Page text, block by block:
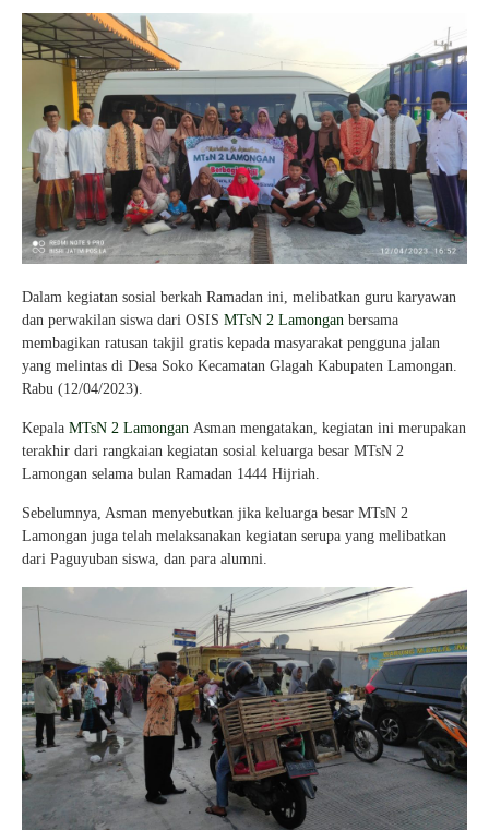
Dalam kegiatan sosial berkah Ramadan ini, melibatkan guru karyawan
dan perwakilan siswa dari OSIS MTsN 2 Lamongan bersama
membagikan ratusan takjil gratis kepada masyarakat pengguna jalan
yang melintas di Desa Soko Kecamatan Glagah Kabupaten Lamongan.
Rabu (12/04/2023).
Kepala MTsN 2 Lamongan Asman mengatakan, kegiatan ini merupakan
terakhir dari rangkaian kegiatan sosial keluarga besar MTsN 2
Lamongan selama bulan Ramadan 1444 Hijriah.
Sebelumnya, Asman menyebutkan jika keluarga besar MTsN 2
Lamongan juga telah melaksanakan kegiatan serupa yang melibatkan
dari Paguyuban siswa, dan para alumni.